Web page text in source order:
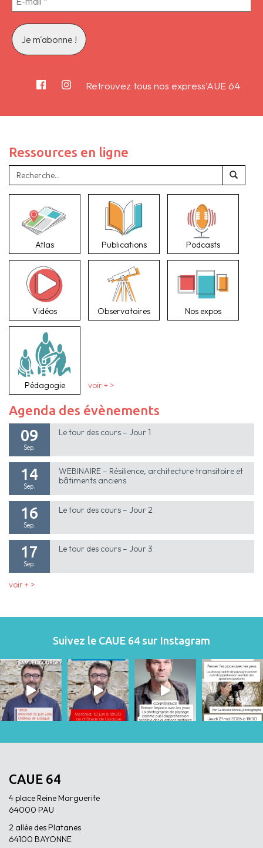
Retrouvez tous nos express'AUE 64
Ressources en ligne
Atlas Publications Podcasts
Vidéos Observatoires Nos expos
Pédagogie voir + >
Agenda des évènements
09
Sep.
Le tour des cours – Jour 1
14
Sep.
WEBINAIRE – Résilience, architecture transitoire et
bâtiments anciens
16
Sep.
Le tour des cours – Jour 2
17
Sep.
Le tour des cours – Jour 3
voir + >
Suivez le CAUE 64 sur Instagram
CAUE 64
4 place Reine Marguerite
64000 PAU
2 allée des Platanes
64100 BAYONNE